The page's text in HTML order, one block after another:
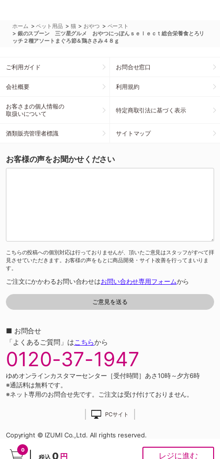
0
税込 0 円 レジに進む
ホーム >ペット用品 > 猫 > おやつ > ペースト
> 銀のスプーン 三ツ星グルメ おやつにっぽんｓｅｌｅｃｔ総合栄養食とろリ
ッチ２種アソートまぐろ節＆鶏ささみ４８ｇ
ご利用ガイド お問合せ窓口
会社概要 利用規約
お客さまの個人情報の
取扱いについて
特定商取引法に基づく表示
酒類販売管理者標識 サイトマップ
お客様の声をお聞かせください
こちらの投稿への個別対応は行っておりませんが、頂いたご意見はスタッフがすべて拝
見させていただきます。お客様の声をもとに商品開発・サイト改善を行ってまいりま
す。
ご注文にかかわるお問い合わせはお問い合わせ専用フォームから
■ お問合せ
「よくあるご質問」はこちらから
0120-37-1947
ゆめオンラインカスタマーセンター［受付時間］あさ10時～夕方6時
※通話料は無料です。
※ネット専用のお問合せ先です。ご注文は受け付けておりません。
PCサイト
Copyright © IZUMI Co.,Ltd. All rights reserved.